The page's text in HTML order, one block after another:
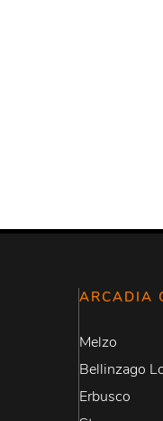
ARCADIA
Melzo
Bellinzago
Erbusco